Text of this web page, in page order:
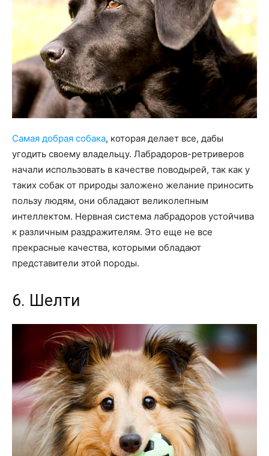
Самая добрая собака, которая делает все, дабы
угодить своему владельцу. Лабрадоров-ретриверов
начали использовать в качестве поводырей, так как у
таких собак от природы заложено желание приносить
пользу людям, они обладают великолепным
интеллектом. Нервная система лабрадоров устойчива
к различным раздражителям. Это еще не все
прекрасные качества, которыми обладают
представители этой породы.
6. Шелти